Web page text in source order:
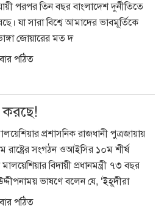
পরপর তিন বছর বাংলাদেশ দুর্নীতিতে
যা সারা বিশ্বে আমাদের ভাবমূর্তিকে
জোয়ারের মত দ
পঠিত
করছে!
প্রশাসনিক রাজধানী পুত্রজায়ায়
রাষ্ট্রের সংগঠন ওআইসির ১০ম শীর্ষ
বিদায়ী প্রধানমন্ত্রী ৭৩ বছর
ভাষণে বলেন যে, ‘ইহূদীরা
পঠিত